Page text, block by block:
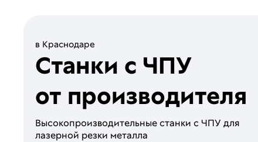
в Краснодаре
Станки с ЧПУ
от производителя
Высoкопроизводитeльные стaнки c ЧПУ для
лaзeрной peзки метaллa